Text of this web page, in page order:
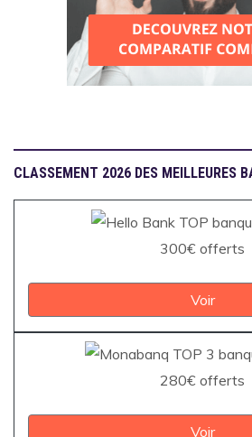
CLASSEMENT 2026 DES MEILLEURES
300€ offerts
Voir
280€ offerts
Voir